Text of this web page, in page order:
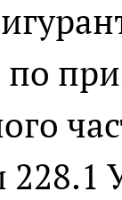
по
228.1